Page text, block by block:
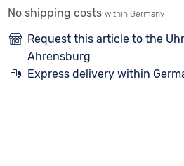
No shipping costs within Germany
Request this article to the
Ahrensburg
Express delivery within